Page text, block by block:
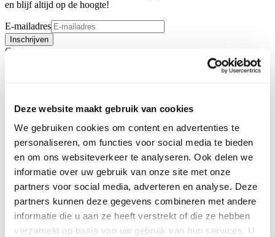
Deze website maakt gebruik van cookies
We gebruiken cookies om content en advertenties te
personaliseren, om functies voor social media te bieden
en om ons websiteverkeer te analyseren. Ook delen we
informatie over uw gebruik van onze site met onze
partners voor social media, adverteren en analyse. Deze
partners kunnen deze gegevens combineren met andere
informatie die u aan ze heeft verstrekt of die ze hebben
verzameld op basis van uw gebruik van hun services. U
en blijf altijd op de hoogte!
E-mailadres
Inschrijven
Contact